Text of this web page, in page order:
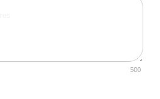
500